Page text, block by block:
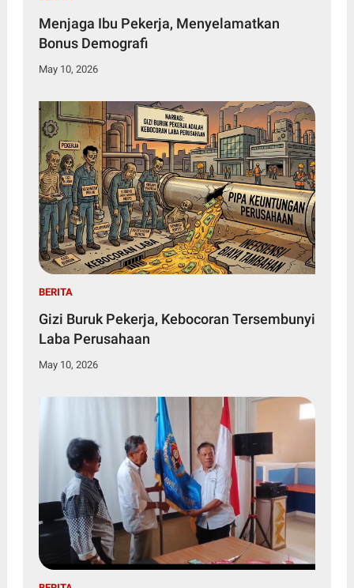
Menjaga Ibu Pekerja, Menyelamatkan
Bonus Demografi
May 10, 2026
BERITA
Gizi Buruk Pekerja, Kebocoran Tersembunyi
Laba Perusahaan
May 10, 2026